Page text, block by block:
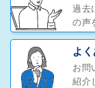
過去
の声
よ
お問
紹介